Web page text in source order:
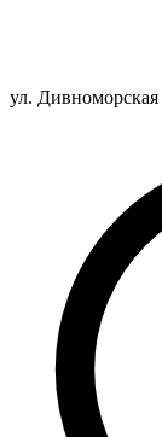
ул.